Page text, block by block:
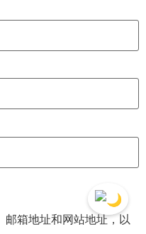
箱地址和网站地址，以